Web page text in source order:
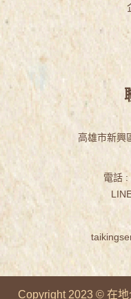
高雄市新興
電話
Copyright 2023 © 在